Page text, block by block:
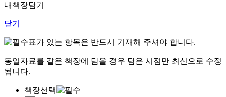
내책장담기
닫기
표가 있는 항목은 반드시 기재해 주셔야 합니다.
동일자료를 같은 책장에 담을 경우 담은 시점만 최신으로 수정
됩니다.
책장선택